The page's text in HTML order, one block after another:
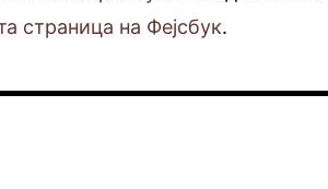
страница на Фејсбук.